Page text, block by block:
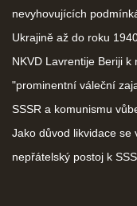
nevyhovujících
Ukrajině až do roku
NKVD Lavrentije Beriji
"prominentní váleční
SSSR a komunismu
Jako důvod likvidace se
nepřátelský postoj k